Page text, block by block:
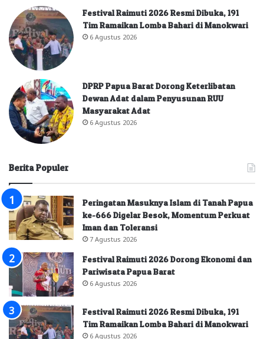
Festival Raimuti 2026 Resmi Dibuka, 191
Tim Ramaikan Lomba Bahari di Manokwari
6 Agustus 2026
DPRP Papua Barat Dorong Keterlibatan
Dewan Adat dalam Penyusunan RUU
Masyarakat Adat
6 Agustus 2026
Berita Populer
Peringatan Masuknya Islam di Tanah Papua
ke-666 Digelar Besok, Momentum Perkuat
Iman dan Toleransi
7 Agustus 2026
Festival Raimuti 2026 Dorong Ekonomi dan
Pariwisata Papua Barat
6 Agustus 2026
Festival Raimuti 2026 Resmi Dibuka, 191
Tim Ramaikan Lomba Bahari di Manokwari
6 Agustus 2026